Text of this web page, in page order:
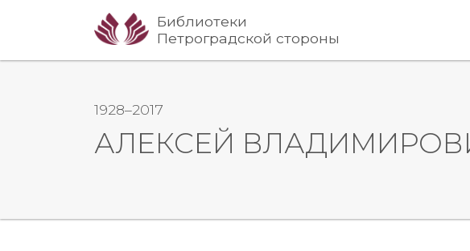
Библиотеки
Петроградской стороны
1928–2017
АЛЕКСЕЙ